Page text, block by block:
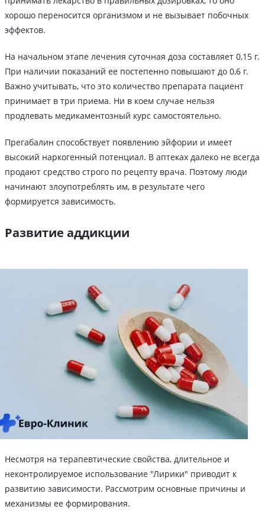
хорошо переносится организмом и не вызывает побочных
эффектов.
На начальном этапе лечения суточная доза составляет 0,15 г.
При наличии показаний ее постепенно повышают до 0,6 г.
Важно учитывать, что это количество препарата пациент
принимает в три приема. Ни в коем случае нельзя
продлевать медикаментозный курс самостоятельно.
Прегабалин способствует появлению эйфории и имеет
высокий наркогенный потенциал. В аптеках далеко не всегда
продают средство строго по рецепту врача. Поэтому люди
начинают злоупотреблять им, в результате чего
формируется зависимость.
Развитие аддикции
Несмотря на терапевтические свойства, длительное и
неконтролируемое использование "Лирики" приводит к
развитию зависимости. Рассмотрим основные причины и
механизмы ее формирования.